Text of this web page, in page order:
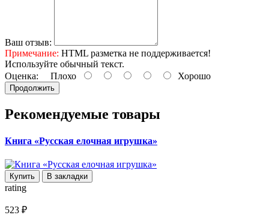
Ваш отзыв:
Примечание: HTML разметка не поддерживается!
Используйте обычный текст.
Оценка: Плохо Хорошо
Продолжить
Рекомендуемые товары
Книга «Русская елочная игрушка»
Купить В закладки
rating
523 ₽